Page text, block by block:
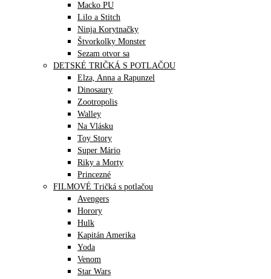
Macko PU
Lilo a Stitch
Ninja Korytnačky
Štvorkolky Monster
Sezam otvor sa
DETSKÉ TRIČKÁ S POTLAČOU
Elza, Anna a Rapunzel
Dinosaury
Zootropolis
Walley
Na Vlásku
Toy Story
Super Mário
Riky a Morty
Princezné
FILMOVÉ Tričká s potlačou
Avengers
Horory
Hulk
Kapitán Amerika
Yoda
Venom
Star Wars